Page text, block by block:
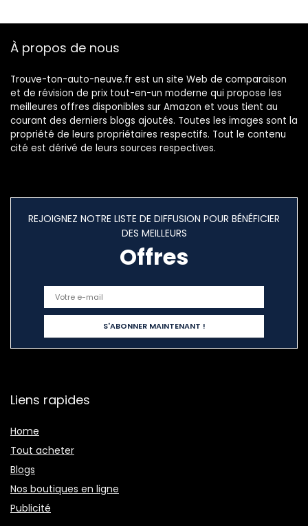
Weather-
Grip Lock
À propos de nous
Trouve-ton-auto-neuve.fr est un site Web de comparaison
et de révision de prix tout-en-un moderne qui propose les
meilleures offres disponibles sur Amazon et vous tient au
courant des derniers blogs ajoutés. Toutes les images sont la
propriété de leurs propriétaires respectifs. Tout le contenu
cité est dérivé de leurs sources respectives.
REJOIGNEZ NOTRE LISTE DE DIFFUSION POUR BÉNÉFICIER
DES MEILLEURS
Offres
Liens rapides
Home
Tout acheter
Blogs
Nos boutiques en ligne
Publicité